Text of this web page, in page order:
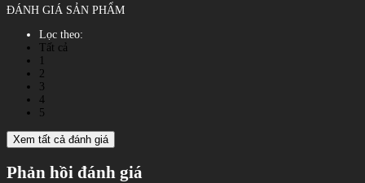
ĐÁNH GIÁ SẢN PHẨM
Lọc theo:
Tất cả
2
3
4
5
Xem tất cả đánh giá
Phản hồi đánh giá